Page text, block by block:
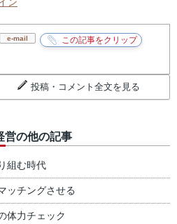
e-mail
投稿・コメント全文を見る
営の他の記事
組む時代
ッチングさせる
体力チェック